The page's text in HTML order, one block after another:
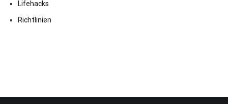
Lifehacks
Richtlinien